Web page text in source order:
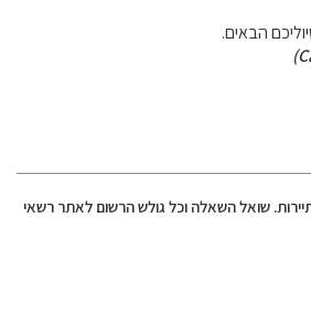
הבאים.
שואל השאלה וכל גולש הרשום לאתר רשאי